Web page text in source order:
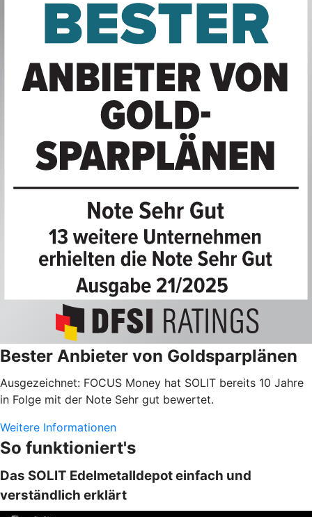
Bester Anbieter von Goldsparplänen
Ausgezeichnet: FOCUS Money hat SOLIT bereits 10 Jahre
in Folge mit der Note Sehr gut bewertet.
Weitere Informationen
So funktioniert's
Das SOLIT Edelmetalldepot einfach und
verständlich erklärt